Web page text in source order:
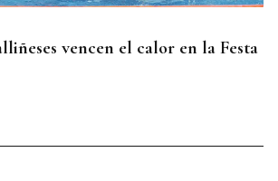
vencen el calor en la Festa